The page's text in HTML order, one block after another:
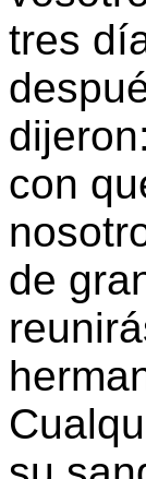
tres
con
de